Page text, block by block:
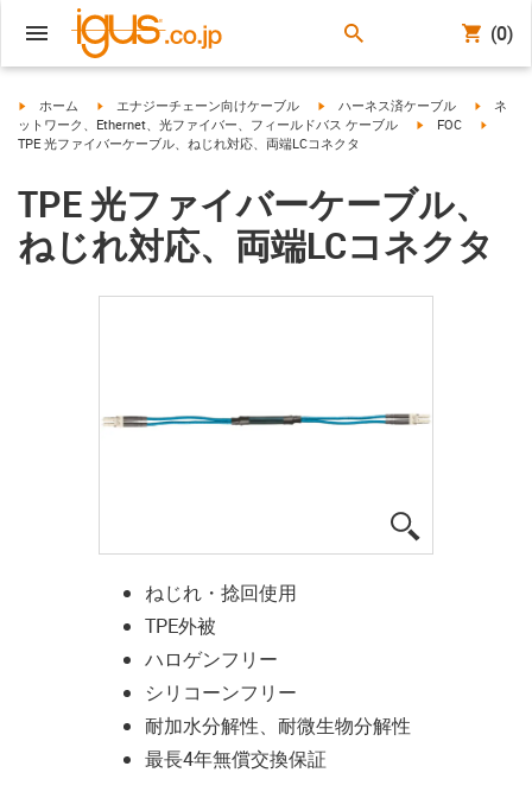
(0)
igus-icon-arrow-right
ホーム igus-icon-arrow-right
エナジーチェーン向けケーブル igus-icon-arrow-right
ハーネス済ケーブル igus-
ネ
ットワーク、Ethernet、光ファイバー、フィールドバス ケーブル
igus-icon-arrow-
FOC
TPE 光ファイバーケーブル、ねじれ対応、両端LCコネクタ
TPE 光ファイバーケーブル、
ねじれ対応、両端LCコネクタ
ねじれ・捻回使用
TPE外被
ハロゲンフリー
シリコーンフリー
耐加水分解性、耐微生物分解性
最長4年無償交換保証